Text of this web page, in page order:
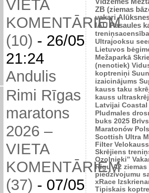
VIETA
KOMENTĀRIEM
(10) - 26/05
21:24
Andulis
Rimi Rīgas
maratons
2026 –
VIETA
KOMENTĀRIEM
(37) - 07/05
ZB (ziemas
vakari
IAU Pasaules
Ultrajooksu
Lietuvos
Mežaparkā
(nenotiek)
koptreniņi
izaicinājums
kauss taku
kauss
Latvijai Coastal
Pludmales
buks 2025
Maratonów
Scottish Ultra
Filter
Skrējiens
Ozolnieki”
Rīgu A2
piedzīvojumu
xRace
Tipiskais